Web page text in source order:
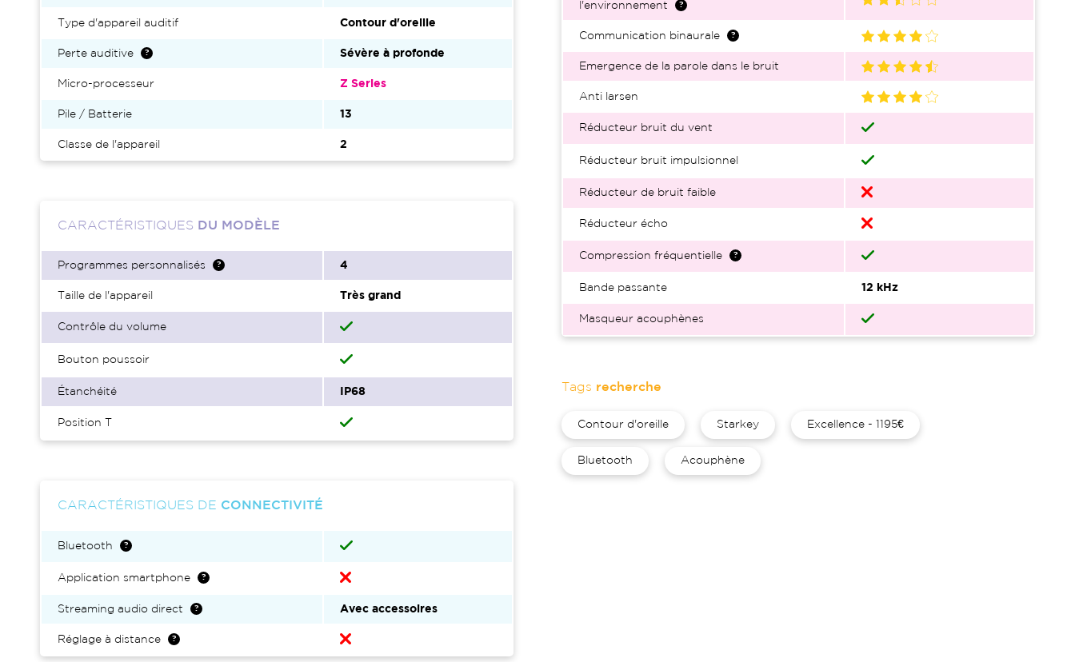
Type d'appareil auditif Contour d'oreille
Perte auditive Sévère à profonde
Micro-processeur Z Series
Pile / Batterie 13
Classe de l'appareil 2
CARACTÉRISTIQUES DU MODÈLE
Programmes personnalisés 4
Taille de l'appareil Très grand
Contrôle du volume
Bouton poussoir
Étanchéité IP68
Position T
CARACTÉRISTIQUES DE CONNECTIVITÉ
Bluetooth
Application smartphone
Streaming audio direct Avec accessoires
Réglage à distance
l'environnement
Communication binaurale
Emergence de la parole dans le bruit
Anti larsen
Réducteur bruit du vent
Réducteur bruit impulsionnel
Réducteur de bruit faible
Réducteur écho
Compression fréquentielle
Bande passante 12 kHz
Masqueur acouphènes
Tags recherche
Contour d'oreille Starkey Excellence - 1195€
Bluetooth Acouphène